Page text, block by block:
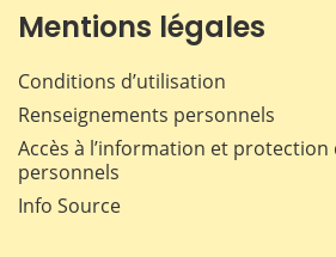
Mentions légales
Conditions d’utilisation
Renseignements personnels
Accès à l’information et
personnels
Info Source